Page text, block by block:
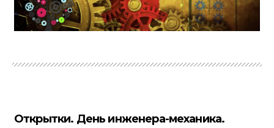
Открытки. День инженера-механика.